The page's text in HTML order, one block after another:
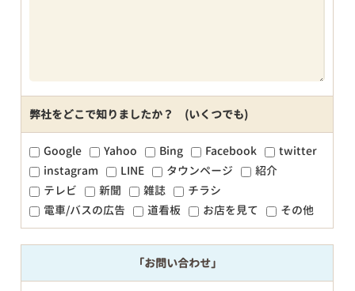
弊社をどこで知りましたか？ (いくつでも)
Google Yahoo Bing Facebook
twitter
instagram
LINE タウンページ
紹介
テレビ
新聞 雑誌
チラシ
電車/バスの広告
道看板 お店を見て その他
「お問い合わせ」